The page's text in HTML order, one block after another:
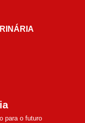
para o futuro